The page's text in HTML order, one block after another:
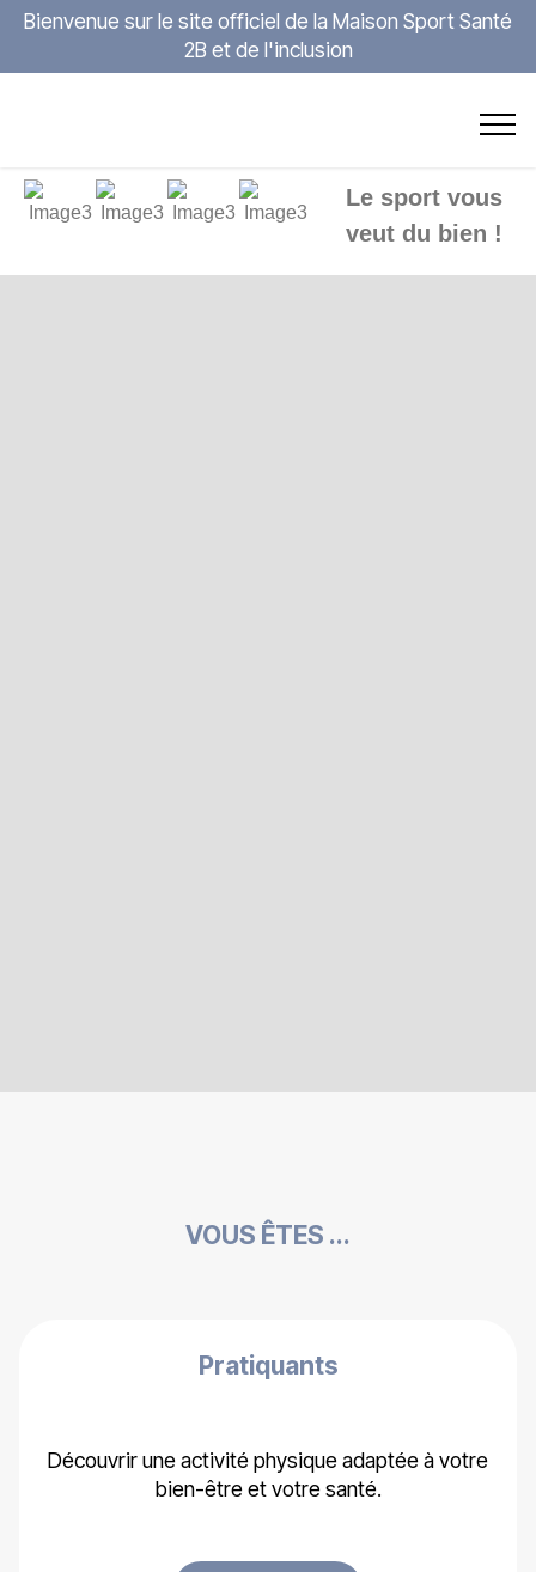
Bienvenue sur le site officiel de la Maison Sport Santé
2B et de l'inclusion
Le sport vous
veut du bien !
VOUS ÊTES ...
Pratiquants
Découvrir une activité physique adaptée à votre
bien-être et votre santé.